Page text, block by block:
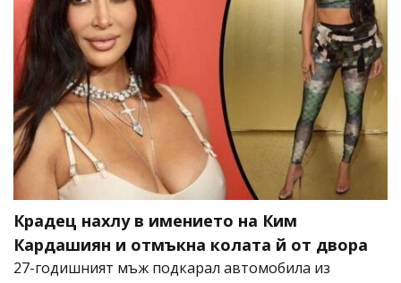
Крадец нахлу в имението на Ким
Кардашиян и отмъкна колата й от двора
27-годишният мъж подкарал автомобила из